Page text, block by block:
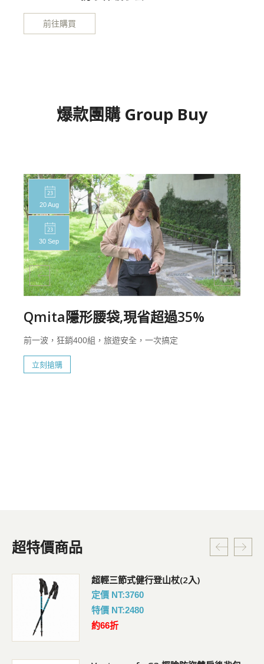
前往購買
爆款團購 Group Buy
20 Aug
30 Sep
Qmita隱形腰袋,現省超過35%
前一波，狂銷400組，旅遊安全，一次搞定
立刻搶購
超特價商品
超輕三節式健行登山杖(2入)
定價 NT:3760
特價 NT:2480
約66折